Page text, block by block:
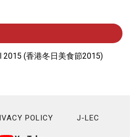
2015 (⾹港冬⽇美⾷節2015)
POLICY J-LEC